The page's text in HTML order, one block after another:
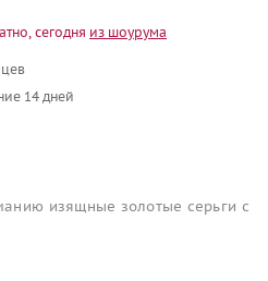
сегодня из шоурума
14 дней
изящные золотые серьги с